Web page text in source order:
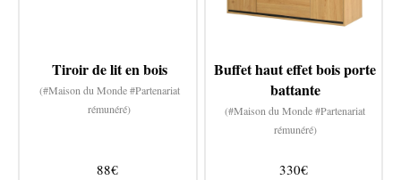
Tiroir de lit en bois
(#Maison du Monde #Partenariat
rémunéré)
88€
Buffet haut effet bois porte
battante
(#Maison du Monde #Partenariat
rémunéré)
330€